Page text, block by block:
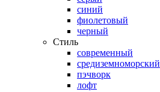
синий
фиолетовый
черный
Стиль
современный
средиземноморский
пэчворк
лофт